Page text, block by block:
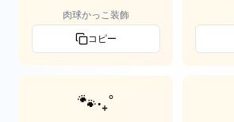
肉球かっこ装飾
コピー
🐾‧₊˚